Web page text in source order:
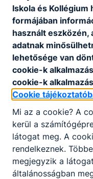
Formaérzék,
állóképesség,
empatikus
A
kívánt
és
esetében;
Iskola és
formájában
használt
adatnak
lehetősége van
cookie-k
cookie-k
Cookie
Mi az a cookie? A
kerül a
látogat meg. A
rendelkeznek.
megjegyzik a
általánosságban